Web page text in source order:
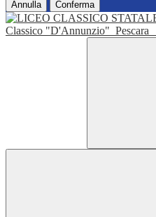
Annulla Conferma
Classico "D'Annunzio" Pescara